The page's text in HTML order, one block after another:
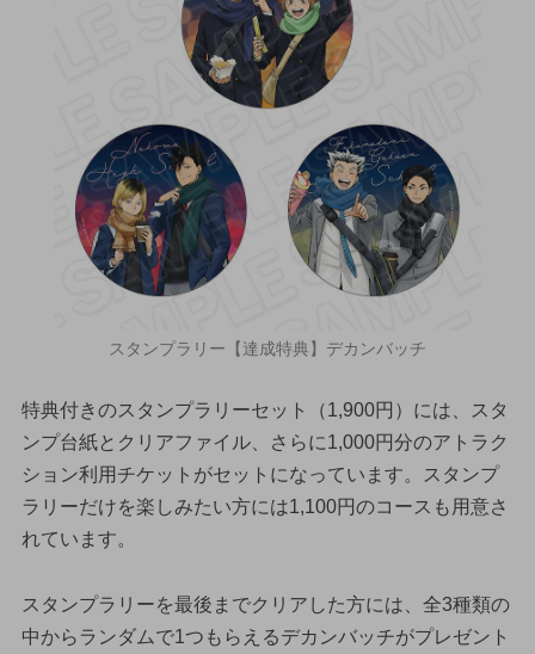
スタンプラリー【達成特典】デカンバッチ
特典付きのスタンプラリーセット（1,900円）には、スタ
ンプ台紙とクリアファイル、さらに1,000円分のアトラク
ション利用チケットがセットになっています。スタンプ
ラリーだけを楽しみたい方には1,100円のコースも用意さ
れています。
スタンプラリーを最後までクリアした方には、全3種類の
中からランダムで1つもらえるデカンバッチがプレゼント